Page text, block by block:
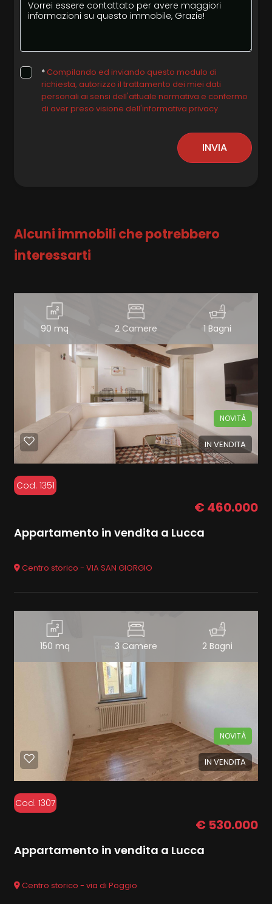
* Compilando ed inviando questo modulo di
richiesta, autorizzo il trattamento dei miei dati
personali ai sensi dell'attuale normativa e confermo
di aver preso visione dell'informativa privacy.
INVIA
Alcuni immobili che potrebbero
interessarti
90 mq 2 Camere 1 Bagni
IN VENDITA
NOVITÀ
Cod. 1351
€ 460.000
Appartamento in vendita a Lucca
Centro storico - VIA SAN GIORGIO
150 mq 3 Camere 2 Bagni
IN VENDITA
NOVITÀ
Cod. 1307
€ 530.000
Appartamento in vendita a Lucca
Centro storico - via di Poggio